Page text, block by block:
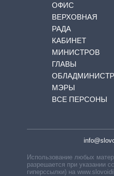
ОФИС
ВЕРХОВНАЯ
РАДА
КАБИНЕТ
МИНИСТРОВ
ГЛАВЫ
МЭРЫ
ВСЕ ПЕРСОНЫ
Использование любых
разрешается при указании
гиперссылки) на